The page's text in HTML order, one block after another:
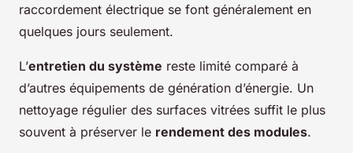
raccordement électrique se font généralement en
quelques jours seulement.
L’entretien du système reste limité comparé à
d’autres équipements de génération d’énergie. Un
nettoyage régulier des surfaces vitrées suffit le plus
souvent à préserver le rendement des modules.